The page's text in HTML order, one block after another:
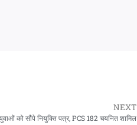
NEXT
को सौंपे नियुक्ति पत्र, PCS 182 चयनित शामिल